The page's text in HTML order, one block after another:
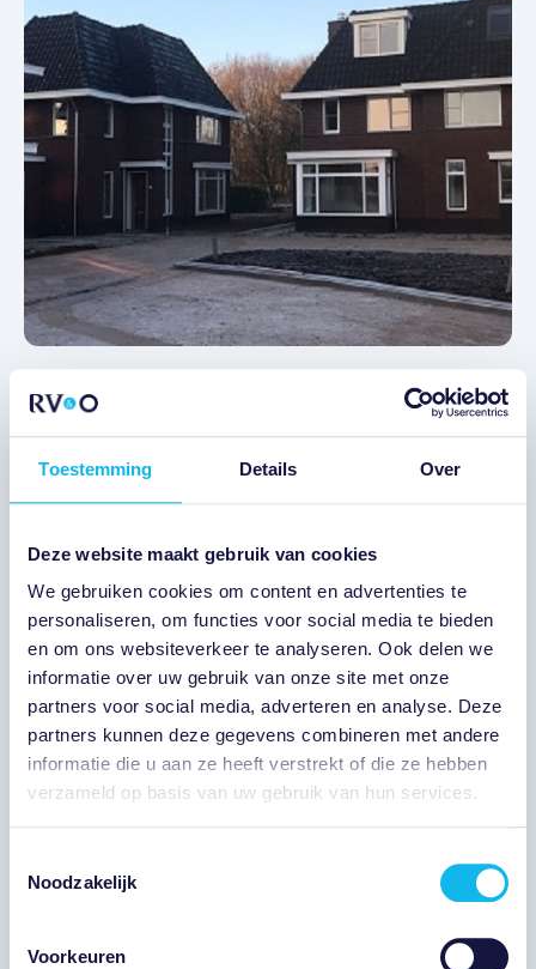
Toestemming Details Over
Deze website maakt gebruik van cookies
We gebruiken cookies om content en advertenties te
personaliseren, om functies voor social media te bieden
en om ons websiteverkeer te analyseren. Ook delen we
informatie over uw gebruik van onze site met onze
partners voor social media, adverteren en analyse. Deze
partners kunnen deze gegevens combineren met andere
informatie die u aan ze heeft verstrekt of die ze hebben
verzameld op basis van uw gebruik van hun services.
Noodzakelijk
Voorkeuren
Gerealiseerd
SOEST LANGE BRINKWEG
AANTAL UNITS: 1